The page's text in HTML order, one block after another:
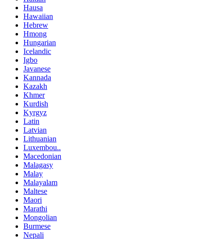
Hausa
Hawaiian
Hebrew
Hmong
Hungarian
Icelandic
Igbo
Javanese
Kannada
Kazakh
Khmer
Kurdish
Kyrgyz
Latin
Latvian
Lithuanian
Luxembou..
Macedonian
Malagasy
Malay
Malayalam
Maltese
Maori
Marathi
Mongolian
Burmese
Nepali